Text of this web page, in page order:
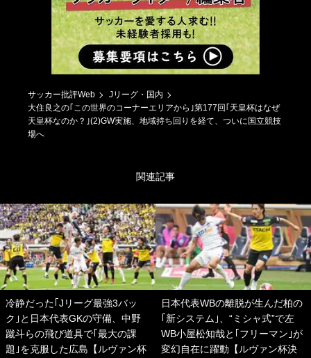
サッカー批評Web
Jリーグ・国内
大住良之の｢この世界のコーナーエリアから｣第177回｢天皇杯はなぜ
天皇杯なのか？｣(2)GW実施、地域持ち回りを経て、ついに国立競技
場へ
関連記事
冷静だった｢Jリーグ最強3バッ
ク｣と日本代表GKの守備、中野
蹴斗らの飛び道具で｢最大の課
題｣を克服した広島【ルヴァン杯
日本代表WBの離脱が生んだ柏の
｢新システム｣、“ミシャ式”で左
WB小屋松知哉と｢フリーマン｣が
変幻自在に躍動【ルヴァン杯決